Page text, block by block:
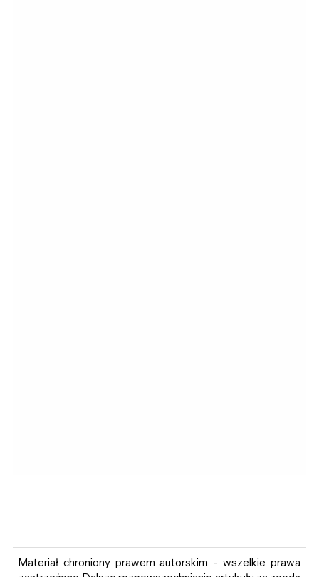
Materiał chroniony prawem autorskim - wszelkie prawa